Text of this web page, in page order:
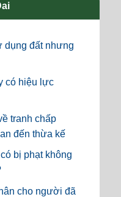
dụng đất nhưng
có hiệu lực
tranh chấp
đến thừa kế
bị phạt không
cho người đã